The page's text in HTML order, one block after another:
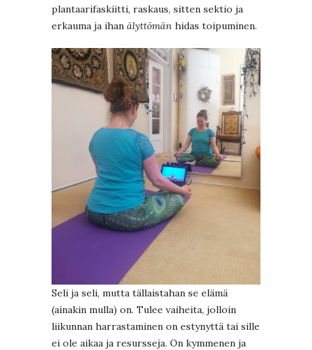
plantaarifaskiitti, raskaus, sitten sektio ja
erkauma ja ihan älyttömän hidas toipuminen.
Seli ja seli, mutta tällaistahan se elämä
(ainakin mulla) on. Tulee vaiheita, jolloin
liikunnan harrastaminen on estynyttä tai sille
ei ole aikaa ja resursseja. On kymmenen ja